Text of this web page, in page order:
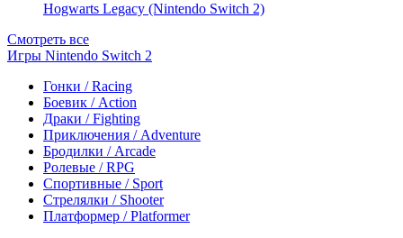
Hogwarts Legacy (Nintendo Switch 2)
Смотреть все
Игры Nintendo Switch 2
Гонки / Racing
Боевик / Action
Драки / Fighting
Приключения / Adventure
Бродилки / Arcade
Ролевые / RPG
Спортивные / Sport
Стрелялки / Shooter
Платформер / Platformer